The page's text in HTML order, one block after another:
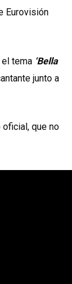
Eurovisión
tema ‘Bella
junto a
que no